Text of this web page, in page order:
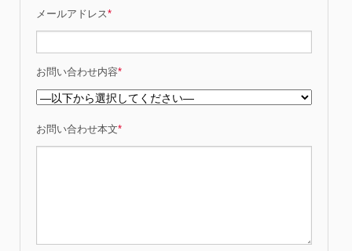
メールアドレス*
お問い合わせ内容*
お問い合わせ本文*